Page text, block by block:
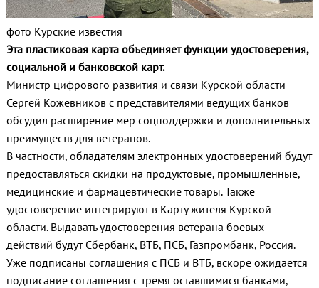
фото Курские известия
Эта пластиковая карта объединяет функции удостоверения,
социальной и банковской карт.
Министр цифрового развития и связи Курской области
Сергей Кожевников с представителями ведущих банков
обсудил расширение мер соцподдержки и дополнительных
преимуществ для ветеранов.
В частности, обладателям электронных удостоверений будут
предоставляться скидки на продуктовые, промышленные,
медицинские и фармацевтические товары. Также
удостоверение интегрируют в Карту жителя Курской
области. Выдавать удостоверения ветерана боевых
действий будут Сбербанк, ВТБ, ПСБ, Газпромбанк, Россия.
Уже подписаны соглашения с ПСБ и ВТБ, вскоре ожидается
подписание соглашения с тремя оставшимися банками,